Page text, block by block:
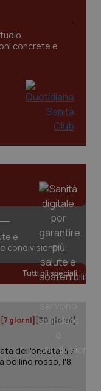
concrete e
e
condivisione
Tutti gli speciali
[7 giorni] [30 giorni]
dell'ondata: il 7
bollino rosso, l'8
2